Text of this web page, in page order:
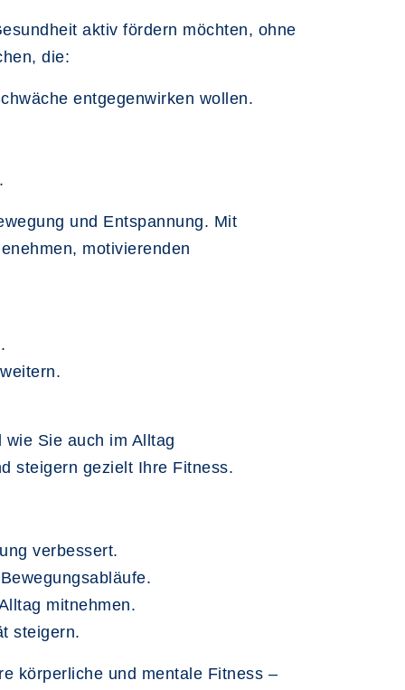
aktiv fördern möchten, ohne
die:
entgegenwirken wollen.
und Entspannung. Mit
motivierenden
Sie auch im Alltag
steigern gezielt Ihre Fitness.
verbessert.
mitnehmen.
steigern.
körperliche und mentale Fitness –